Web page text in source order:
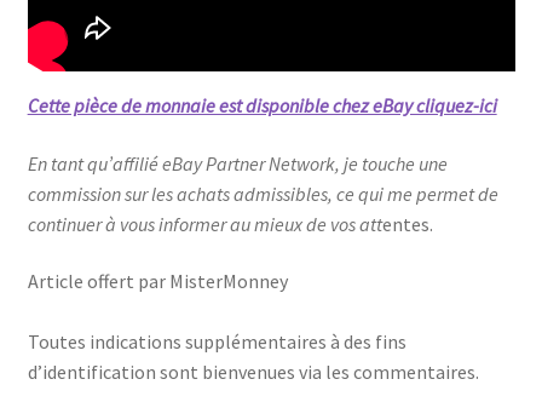
Cette pièce de monnaie est disponible chez eBay cliquez-ici
En tant qu’affilié eBay Partner Network, je touche une
commission sur les achats admissibles, ce qui me permet de
continuer à vous informer au mieux de vos attentes.
Article offert par MisterMonney
Toutes indications supplémentaires à des fins
d’identification sont bienvenues via les commentaires.